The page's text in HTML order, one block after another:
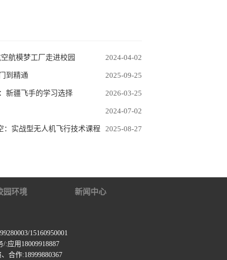
2024-04-02
航模梦工厂走进校园
2025-09-25
到精通
2026-03-25
新疆飞手的学习选择
2024-07-02
2025-08-27
：实战型无人机飞行技术课程
园环境 新闻中心
15160950001
:应用18009918887
合作:18999880367